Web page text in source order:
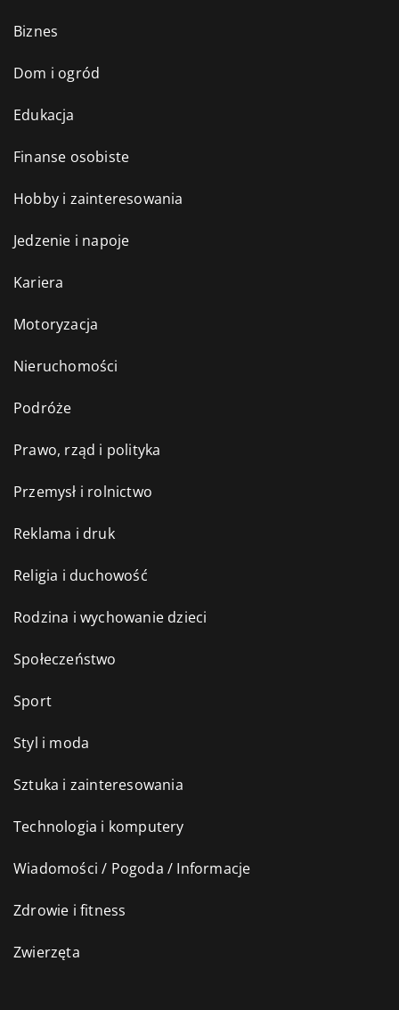
Biznes
Dom i ogród
Edukacja
Finanse osobiste
Hobby i zainteresowania
Jedzenie i napoje
Kariera
Motoryzacja
Nieruchomości
Podróże
Prawo, rząd i polityka
Przemysł i rolnictwo
Reklama i druk
Religia i duchowość
Rodzina i wychowanie dzieci
Społeczeństwo
Sport
Styl i moda
Sztuka i zainteresowania
Technologia i komputery
Wiadomości / Pogoda / Informacje
Zdrowie i fitness
Zwierzęta